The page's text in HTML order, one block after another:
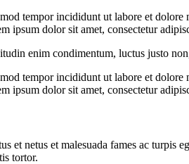
tempor incididunt ut labore et
ipsum dolor sit amet, consectetur
enim condimentum, luctus justo
tempor incididunt ut labore et
ipsum dolor sit amet, consectetur
et netus et malesuada fames ac
tortor.